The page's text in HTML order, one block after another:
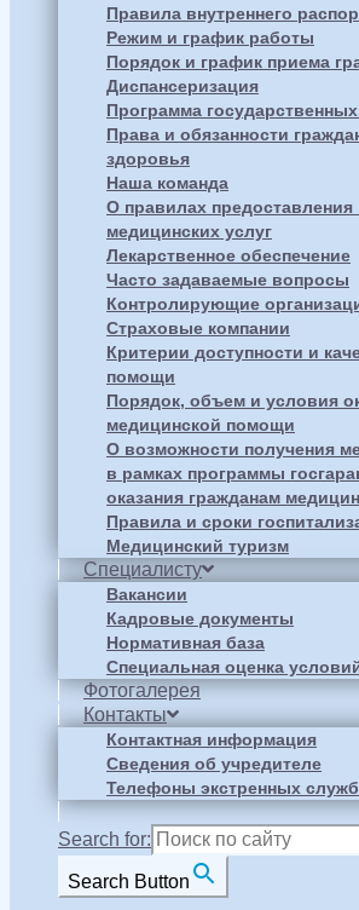
Правила внутреннего
Режим и график работы
Порядок и график приема
Диспансеризация
Программа государственных
Права и обязанности
здоровья
Наша команда
О правилах предоставления
медицинских услуг
Лекарственное обеспечение
Часто задаваемые вопросы
Контролирующие
Страховые компании
Критерии доступности и
помощи
Порядок, объем и условия
медицинской помощи
О возможности получения
в рамках программы
оказания гражданам
Правила и сроки
Медицинский туризм
Специалисту
Вакансии
Кадровые документы
Нормативная база
Специальная оценка
Фотогалерея
Контакты
Контактная информация
Сведения об учредителе
Телефоны экстренных служб
Search for:
Search Button